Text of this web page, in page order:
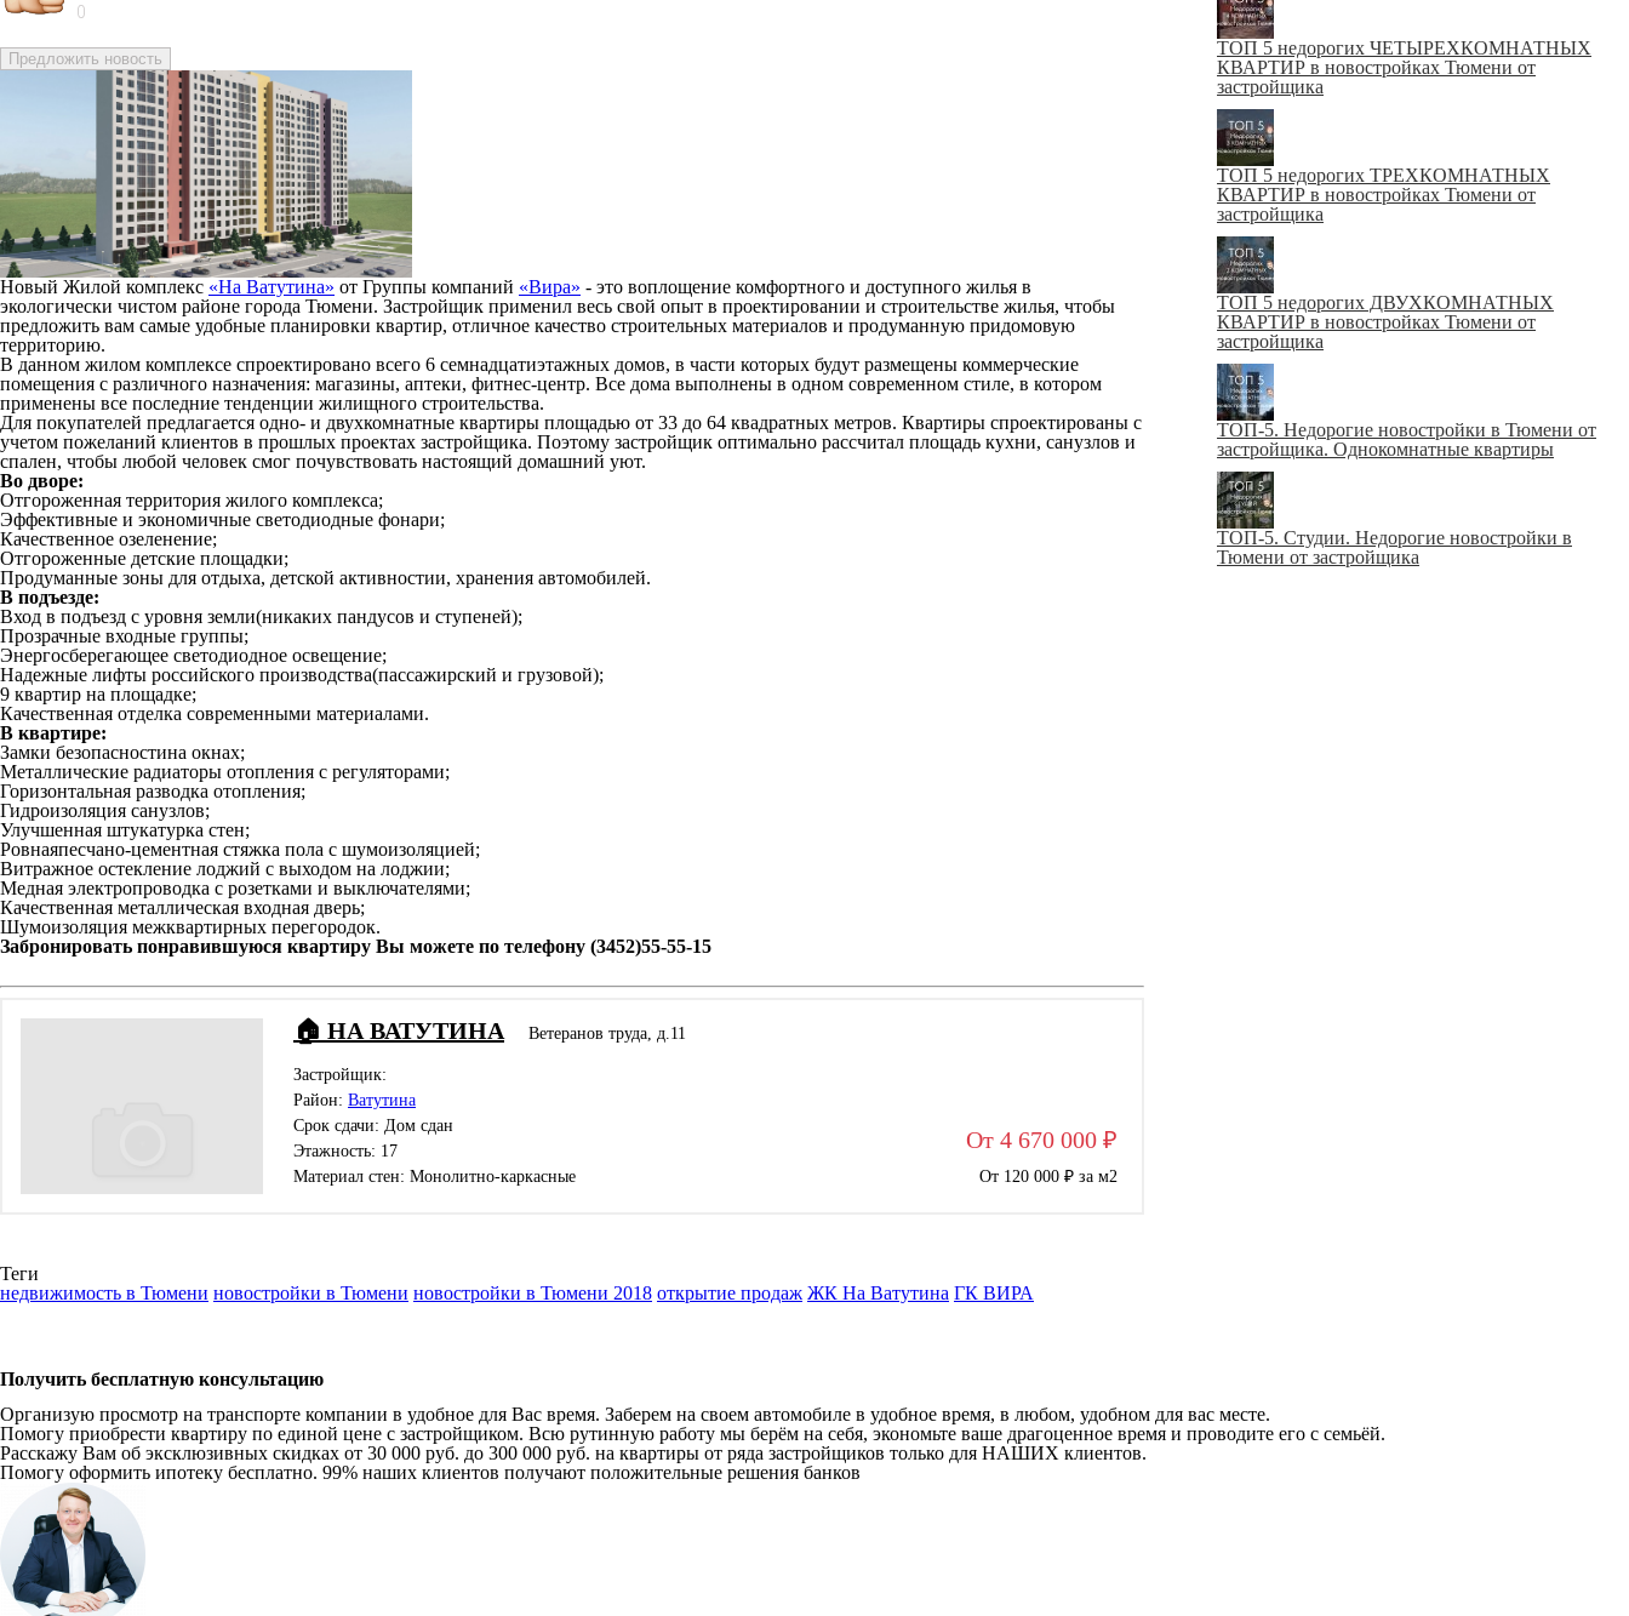
0
Предложить новость
Новый Жилой комплекс «На Ватутина» от Группы компаний «Вира» - это воплощение комфортного и доступного жилья в
экологически чистом районе города Тюмени. Застройщик применил весь свой опыт в проектировании и строительстве жилья, чтобы
предложить вам самые удобные планировки квартир, отличное качество строительных материалов и продуманную придомовую
территорию.
В данном жилом комплексе спроектировано всего 6 семнадцатиэтажных домов, в части которых будут размещены коммерческие
помещения с различного назначения: магазины, аптеки, фитнес-центр. Все дома выполнены в одном современном стиле, в котором
применены все последние тенденции жилищного строительства.
Для покупателей предлагается одно- и двухкомнатные квартиры площадью от 33 до 64 квадратных метров. Квартиры спроектированы с
учетом пожеланий клиентов в прошлых проектах застройщика. Поэтому застройщик оптимально рассчитал площадь кухни, санузлов и
спален, чтобы любой человек смог почувствовать настоящий домашний уют.
Во дворе:
Отгороженная территория жилого комплекса;
Эффективные и экономичные светодиодные фонари;
Качественное озеленение;
Отгороженные детские площадки;
Продуманные зоны для отдыха, детской активностии, хранения автомобилей.
В подъезде:
Вход в подъезд с уровня земли(никаких пандусов и ступеней);
Прозрачные входные группы;
Энергосберегающее светодиодное освещение;
Надежные лифты российского производства(пассажирский и грузовой);
9 квартир на площадке;
Качественная отделка современными материалами.
В квартире:
Замки безопасностина окнах;
Металлические радиаторы отопления с регуляторами;
Горизонтальная разводка отопления;
Гидроизоляция санузлов;
Улучшенная штукатурка стен;
Ровнаяпесчано-цементная стяжка пола с шумоизоляцией;
Витражное остекление лоджий с выходом на лоджии;
Медная электропроводка с розетками и выключателями;
Качественная металлическая входная дверь;
Шумоизоляция межквартирных перегородок.
Забронировать понравившуюся квартиру Вы можете по телефону (3452)55-55-15
🏠 НА ВАТУТИНА Ветеранов труда, д.11
Застройщик:
Район: Ватутина
Срок сдачи: Дом сдан
Этажность: 17
Материал стен: Монолитно-каркасные
От 4 670 000 ₽
От 120 000 ₽ за м2
Теги
недвижимость в Тюмени новостройки в Тюмени новостройки в Тюмени 2018 открытие продаж ЖК На Ватутина ГК ВИРА
ТОП 5 недорогих ЧЕТЫРЕХКОМНАТНЫХ
КВАРТИР в новостройках Тюмени от
застройщика
ТОП 5 недорогих ТРЕХКОМНАТНЫХ
КВАРТИР в новостройках Тюмени от
застройщика
ТОП 5 недорогих ДВУХКОМНАТНЫХ
КВАРТИР в новостройках Тюмени от
застройщика
ТОП-5. Недорогие новостройки в Тюмени от
застройщика. Однокомнатные квартиры
ТОП-5. Студии. Недорогие новостройки в
Тюмени от застройщика
Получить бесплатную консультацию
Организую просмотр на транспорте компании в удобное для Вас время. Заберем на своем автомобиле в удобное время, в любом, удобном для вас месте.
Помогу приобрести квартиру по единой цене с застройщиком. Всю рутинную работу мы берём на себя, экономьте ваше драгоценное время и проводите его с семьёй.
Расскажу Вам об эксклюзивных скидках от 30 000 руб. до 300 000 руб. на квартиры от ряда застройщиков только для НАШИХ клиентов.
Помогу оформить ипотеку бесплатно. 99% наших клиентов получают положительные решения банков